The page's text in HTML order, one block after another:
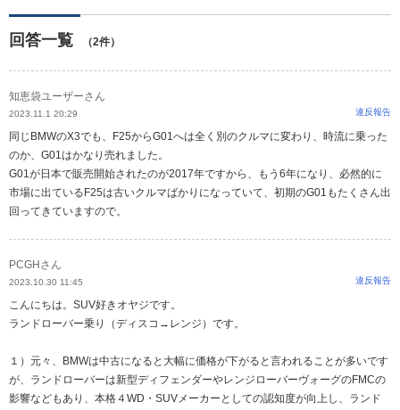
回答一覧 （2件）
知恵袋ユーザーさん
2023.11.1 20:29 違反報告
同じBMWのX3でも、F25からG01へは全く別のクルマに変わり、時流に乗った
のか、G01はかなり売れました。
G01が日本で販売開始されたのが2017年ですから、もう6年になり、必然的に
市場に出ているF25は古いクルマばかりになっていて、初期のG01もたくさん出
回ってきていますので。
PCGHさん
2023.10.30 11:45 違反報告
こんにちは。SUV好きオヤジです。
ランドローバー乗り（ディスコ→レンジ）です。
１）元々、BMWは中古になると大幅に価格が下がると言われることが多いです
が、ランドローバーは新型ディフェンダーやレンジローバーヴォーグのFMCの
影響などもあり、本格４WD・SUVメーカーとしての認知度が向上し、ランド